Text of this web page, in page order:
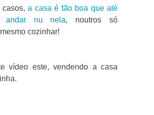
casos,a casa é tão boa que até
andar nu nela, noutros só
cozinhar!
vídeo este, vendendo a casa